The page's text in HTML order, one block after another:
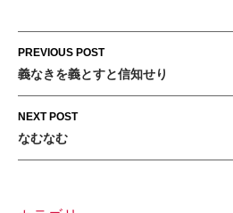
Post
navigation
PREVIOUS POST
義なきを義とすと信知せり
NEXT POST
なむなむ